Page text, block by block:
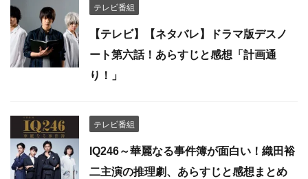
テレビ番組
【テレビ】【ネタバレ】ドラマ版デスノ
ート第六話！あらすじと感想「計画通
り！」
テレビ番組
IQ246～華麗なる事件簿が面白い！織田裕
二主演の推理劇、あらすじと感想まとめ